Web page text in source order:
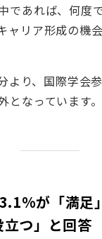
であれば、何度
ャリア形成の機
り、国際学会
となっています。
が「満
つ」と回答